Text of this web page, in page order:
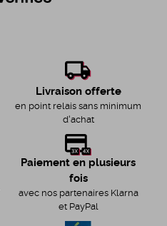
Livraison offerte
en point relais sans minimum
d'achat
Paiement en plusieurs
fois
avec nos partenaires Klarna
et PayPal